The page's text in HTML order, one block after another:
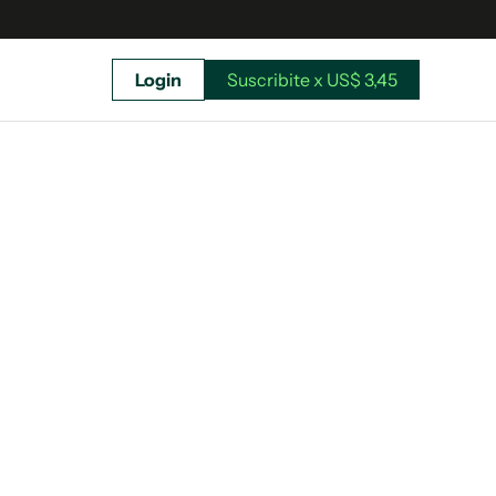
Login Suscribite x US$ 3,45